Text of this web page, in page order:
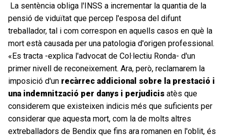
La sentència obliga l'INSS a incrementar la quantia de la
pensió de viduïtat que percep l'esposa del difunt
treballador, tal i com correspon en aquells casos en què la
mort està causada per una patologia d'origen professional.
«Es tracta -explica l'advocat de Col·lectiu Ronda- d'un
primer nivell de reconeixement. Ara, però, reclamarem la
imposició d'un recàrrec addicional sobre la prestació i
una indemnització per danys i perjudicis atès que
considerem que existeixen indicis més que suficients per
considerar que aquesta mort, com la de molts altres
extreballadors de Bendix que fins ara romanen en l'oblit, és